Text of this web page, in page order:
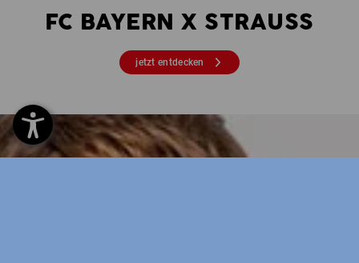
FC BAYERN X STRAUSS
jetzt entdecken